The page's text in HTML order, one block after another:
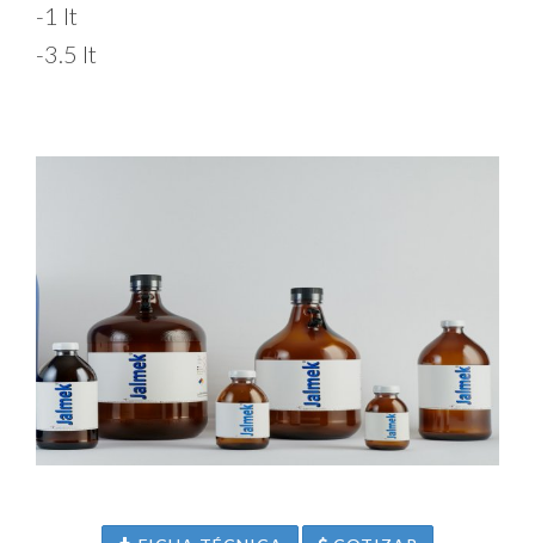
-1 lt
-3.5 lt